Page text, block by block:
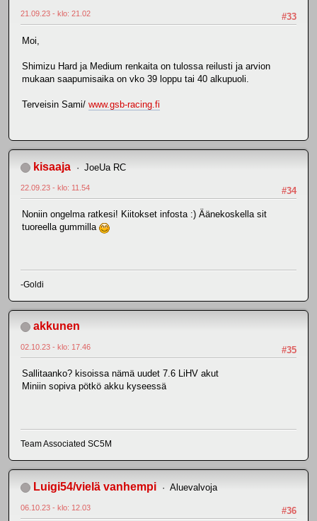
#33
21.09.23 - klo: 21.02
Moi,
Shimizu Hard ja Medium renkaita on tulossa reilusti ja arvion
mukaan saapumisaika on vko 39 loppu tai 40 alkupuoli.
Terveisin Sami/ www.gsb-racing.fi
kisaaja JoeUa RC
#34
22.09.23 - klo: 11.54
Noniin ongelma ratkesi! Kiitokset infosta :) Äänekoskella sit
tuoreella gummilla
-Goldi
akkunen
#35
02.10.23 - klo: 17.46
Sallitaanko? kisoissa nämä uudet 7.6 LiHV akut
Miniin sopiva pötkö akku kyseessä
Team Associated SC5M
Luigi54/vielä vanhempi Aluevalvoja
#36
06.10.23 - klo: 12.03